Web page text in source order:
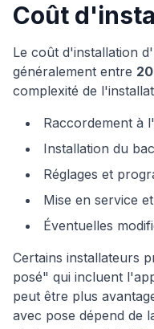
Coût
Le coût d'installation
généralement entre
complexité de
Raccordement à
Installation du
Réglages et
Mise en service
Éventuelles
Certains installateurs
posé" qui incluent
peut être plus
avec pose dépend de